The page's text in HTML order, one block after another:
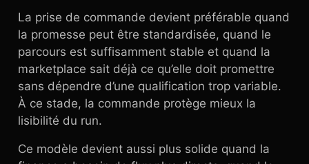
La prise de commande devient préférable quand
la promesse peut être standardisée, quand le
parcours est suffisamment stable et quand la
marketplace sait déjà ce qu’elle doit promettre
sans dépendre d’une qualification trop variable.
À ce stade, la commande protège mieux la
lisibilité du run.
Ce modèle devient aussi plus solide quand la